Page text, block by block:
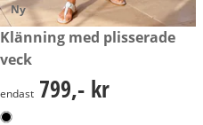
Ny
799,- kr
Klänning med plisserade
veck
799,- kr
endast 799,- kr